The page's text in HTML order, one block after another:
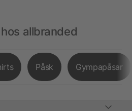
allbranded
Påsk Gympapåsar